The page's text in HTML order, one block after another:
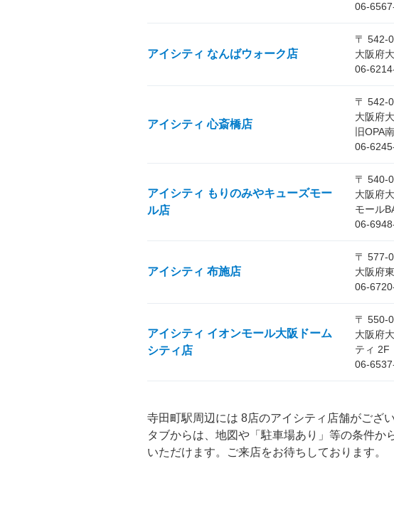
06-
アイシティ なんばウォーク店
〒 542-
大阪府
06-
アイシティ 心斎橋店
〒 542-
大阪府
旧OPA
06-
アイシティ もりのみやキューズモー
ル店
〒 540-
大阪府
モール
06-
アイシティ 布施店
〒 577-
大阪府
06-
アイシティ イオンモール大阪ドーム
シティ店
〒 550-
大阪府
ティ 2F
06-
寺田町駅周辺には 8店のアイシティ店舗がござ
タブからは、地図や「駐車場あり」等の条件
いただけます。ご来店をお待ちしております。